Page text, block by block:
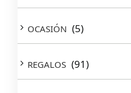
OCASIÓN (5)
REGALOS (91)